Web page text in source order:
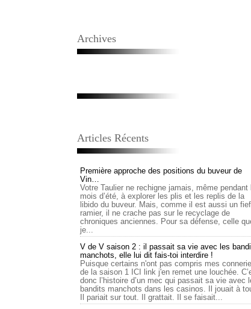
Archives
Articles Récents
Première approche des positions du buveur de
Vin…
Votre Taulier ne rechigne jamais, même pendant
mois d’été, à explorer les plis et les replis de la
libido du buveur. Mais, comme il est aussi un
ramier, il ne crache pas sur le recyclage de
chroniques anciennes. Pour sa défense, celle
je...
V de V saison 2 : il passait sa vie avec les
manchots, elle lui dit fais-toi interdire !
Puisque certains n'ont pas compris mes
de la saison 1 ICI link j'en remet une louchée.
donc l’histoire d’un mec qui passait sa vie avec
bandits manchots dans les casinos. Il jouait à
Il pariait sur tout. Il grattait. Il se faisait...